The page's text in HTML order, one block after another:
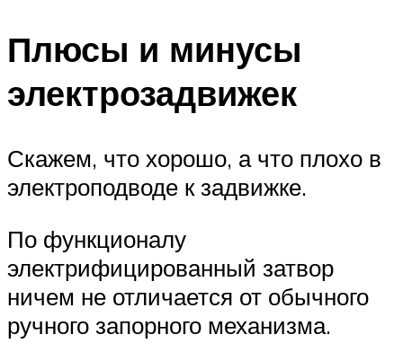
Плюсы и минусы
электрозадвижек
Скажем, что хорошо, а что плохо в
электроподводе к задвижке.
По функционалу
электрифицированный затвор
ничем не отличается от обычного
ручного запорного механизма.